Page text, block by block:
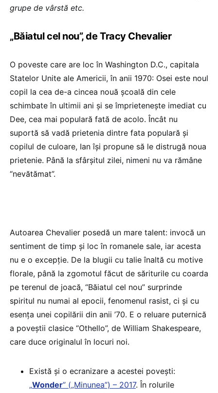
grupe de vârstă etc.
„Băiatul cel nou”, de Tracy Chevalier
O poveste care are loc în Washington D.C., capitala
Statelor Unite ale Americii, în anii 1970: Osei este noul
copil la cea de-a cincea nouă școală din cele
schimbate în ultimii ani și se împrietenește imediat cu
Dee, cea mai populară fată de acolo. Încât nu
suportă să vadă prietenia dintre fata populară și
copilul de culoare, Ian își propune să le distrugă noua
prietenie. Până la sfârșitul zilei, nimeni nu va rămâne
“nevătămat”.
Autoarea Chevalier posedă un mare talent: invocă un
sentiment de timp și loc în romanele sale, iar acesta
nu e o excepție. De la blugii cu talie înaltă cu motive
florale, până la zgomotul făcut de săriturile cu coarda
pe terenul de joacă, “Băiatul cel nou” surprinde
spiritul nu numai al epocii, fenomenul rasist, ci și cu
esența unei copilării din anii ’70. E o reluare puternică
a poveștii clasice “Othello”, de William Shakespeare,
care duce originalul în locuri noi.
Există și o ecranizare a acestei povești:
„Wonder” („Minunea”) – 2017. În rolurile